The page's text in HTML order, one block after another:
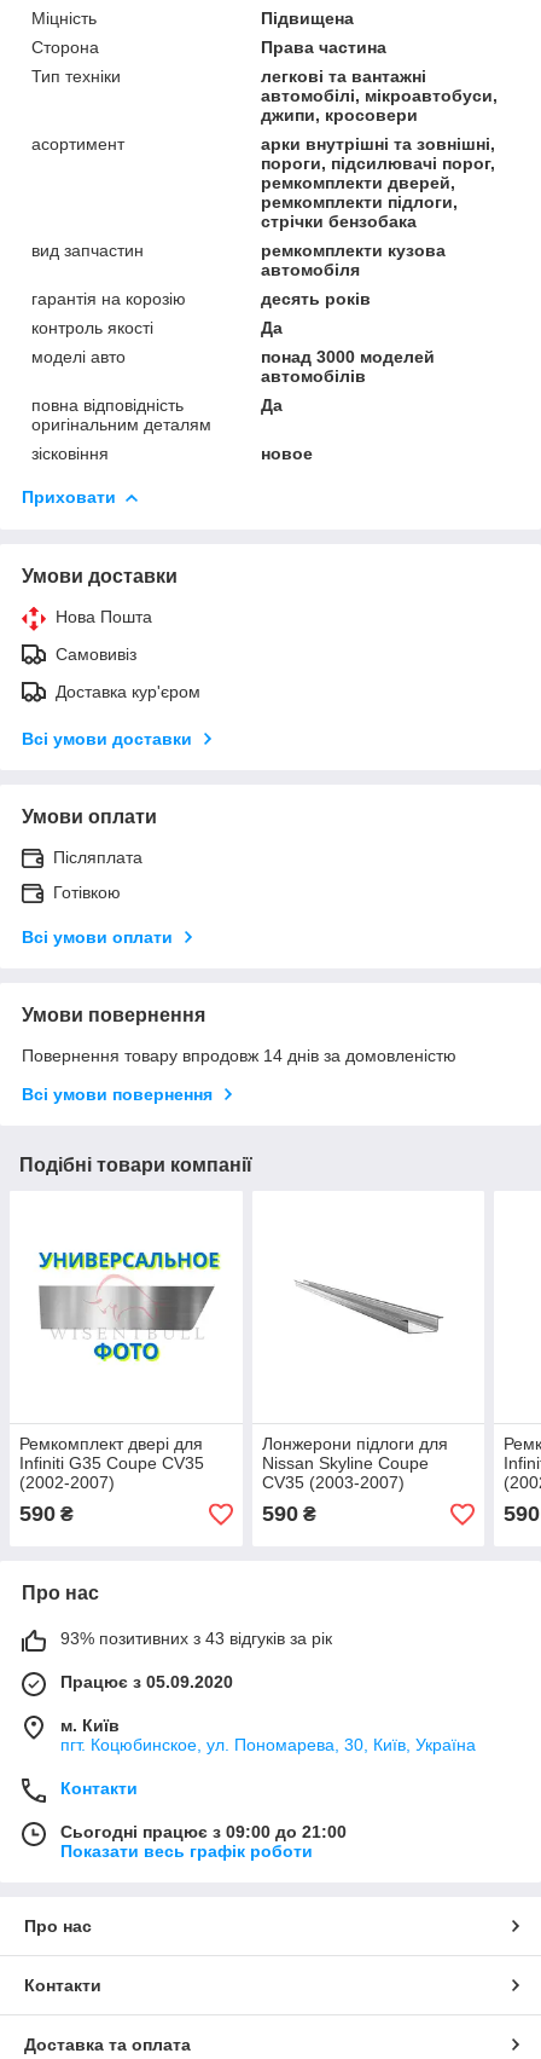
Міцність
Підвищена
Сторона
Права частина
Тип техніки
легкові та вантажні
автомобілі, мікроавтобуси,
джипи, кросовери
асортимент
арки внутрішні та зовнішні,
пороги, підсилювачі порог,
ремкомплекти дверей,
ремкомплекти підлоги,
стрічки бензобака
вид запчастин
ремкомплекти кузова
автомобіля
гарантія на корозію
десять років
контроль якості
Да
моделі авто
понад 3000 моделей
автомобілів
повна відповідність
оригінальним деталям
Да
зісковіння новое
Приховати
Умови доставки
Нова Пошта
Самовивіз
Доставка кур'єром
Всі умови доставки
Умови оплати
Післяплата
Готівкою
Всі умови оплати
Умови повернення
Повернення товару впродовж 14 днів за домовленістю
Всі умови повернення
Подібні товари компанії
Ремкомплект двері для
Infiniti G35 Coupe CV35
(2002-2007)
590 ₴
Лонжерони підлоги для
Nissan Skyline Coupe
CV35 (2003-2007)
590₴ 590
Про нас
93% позитивних з 43 відгуків за рік
Працює з 05.09.2020
м. Київ
пгт. Коцюбинское, ул. Пономарева, 30, Київ, Україна
Контакти
Сьогодні працює з 09:00 до 21:00
Показати весь графік роботи
Про нас
Контакти
Доставка та оплата